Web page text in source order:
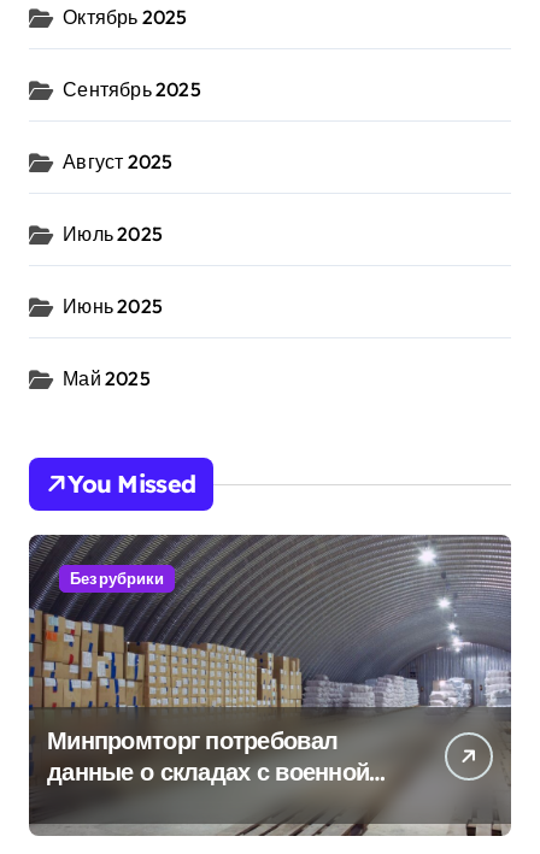
Октябрь 2025
Сентябрь 2025
Август 2025
Июль 2025
Июнь 2025
Май 2025
You Missed
Без рубрики
Минпромторг потребовал
данные о складах с военной
продукцией: предприятия
обратились в СК